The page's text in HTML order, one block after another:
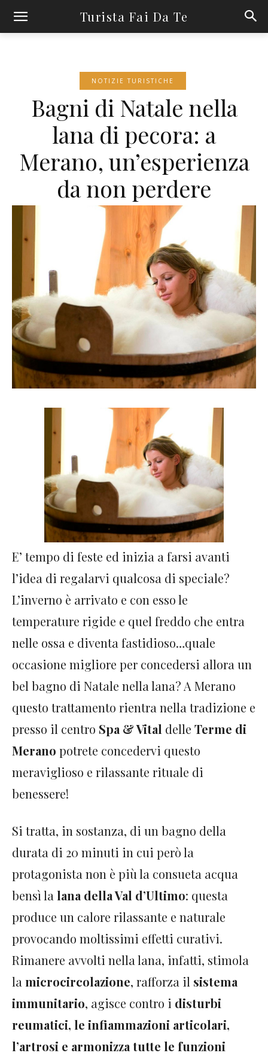
Turista Fai Da Te
NOTIZIE TURISTICHE
Bagni di Natale nella
lana di pecora: a
Merano, un’esperienza
da non perdere
E’ tempo di feste ed inizia a farsi avanti
l’idea di regalarvi qualcosa di speciale?
L’inverno è arrivato e con esso le
temperature rigide e quel freddo che entra
nelle ossa e diventa fastidioso…quale
occasione migliore per concedersi allora un
bel bagno di Natale nella lana? A Merano
questo trattamento rientra nella tradizione e
presso il centro Spa & Vital delle Terme di
Merano potrete concedervi questo
meraviglioso e rilassante rituale di
benessere!
Si tratta, in sostanza, di un bagno della
durata di 20 minuti in cui però la
protagonista non è più la consueta acqua
bensì la lana della Val d’Ultimo: questa
produce un calore rilassante e naturale
provocando moltissimi effetti curativi.
Rimanere avvolti nella lana, infatti, stimola
la microcircolazione, rafforza il sistema
immunitario, agisce contro i disturbi
reumatici, le infiammazioni articolari,
l’artrosi e armonizza tutte le funzioni